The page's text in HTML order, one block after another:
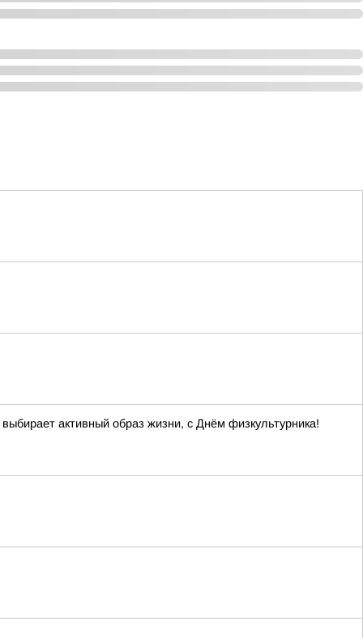
активный образ жизни, с Днём физкультурника!